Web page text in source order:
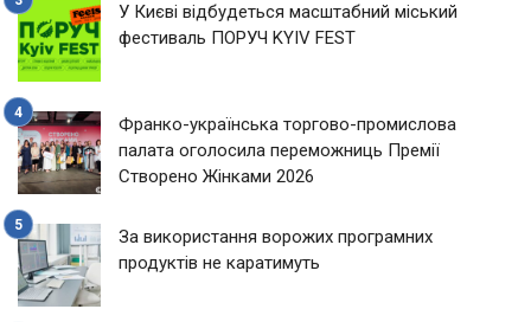
У Києві відбудеться масштабний міський
фестиваль ПОРУЧ KYIV FEST
Франко-українська торгово-промислова
палата оголосила переможниць Премії
Створено Жінками 2026
За використання ворожих програмних
продуктів не каратимуть